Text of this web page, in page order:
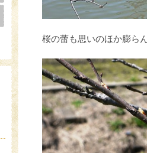
桜の蕾も思いのほか膨